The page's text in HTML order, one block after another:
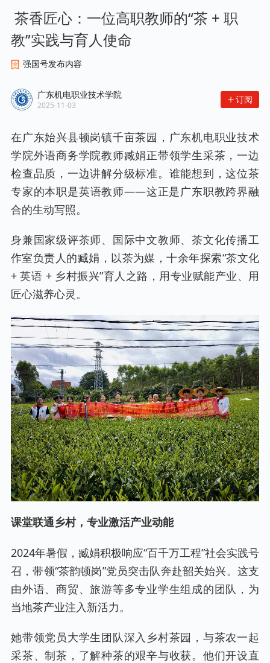
教”实践与育人使命
强国号发布内容
广东机电职业技术学院
2025-11-03
订阅
在广东始兴县顿岗镇千亩茶园，广东机电职业技术
学院外语商务学院教师臧娟正带领学生采茶，一边
检查品质，一边讲解分级标准。谁能想到，这位茶
专家的本职是英语教师——这正是广东职教跨界融
合的生动写照。
身兼国家级评茶师、国际中文教师、茶文化传播工
作室负责人的臧娟，以茶为媒，十余年探索“茶文化
+ 英语 + 乡村振兴”育人之路，用专业赋能产业、用
匠心滋养心灵。
课堂联通乡村，专业激活产业动能
2024年暑假，臧娟积极响应“百千万工程”社会实践号
召，带领“茶韵顿岗”党员突击队奔赴韶关始兴。这支
由外语、商贸、旅游等多专业学生组成的团队，为
当地茶产业注入新活力。
她带领党员大学生团队深入乡村茶园，与茶农一起
采茶、制茶，了解种茶的艰辛与收获。他们开设直